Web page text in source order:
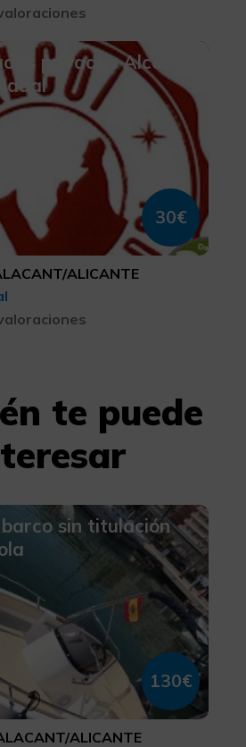
privadas Alcoi
30€
ALICANTE
te puede
sin titulación
130€
ALICANTE